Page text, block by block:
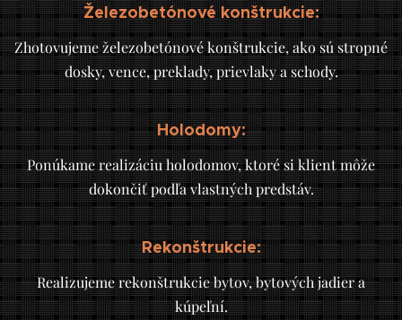
Železobetónové konštrukcie:
Zhotovujeme železobetónové konštrukcie, ako sú stropné
dosky, vence, preklady, prievlaky a schody.
Holodomy:
Ponúkame realizáciu holodomov, ktoré si klient môže
dokončiť podľa vlastných predstáv.
Rekonštrukcie:
Realizujeme rekonštrukcie bytov, bytových jadier a
kúpeľní.